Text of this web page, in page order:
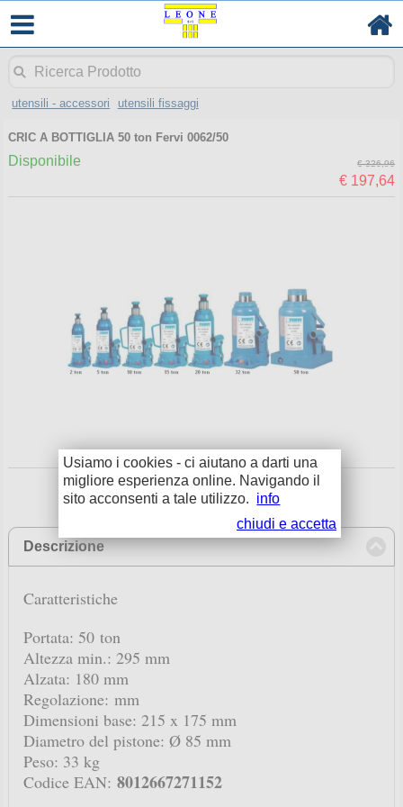
utensili - accessori utensili fissaggi
CRIC A BOTTIGLIA 50 ton Fervi 0062/50
€ 326,96
€ 197,64
Disponibile
Descrizioneclick to collapse contents
Caratteristiche
Portata: 50ton
Altezza min.: 295 mm
Alzata: 180 mm
Regolazione: mm
Dimensioni base: 215 x 175 mm
Diametro del pistone: Ø 85 mm
Peso: 33 kg
Codice EAN: 8012667271152
Usiamo i cookies - ci aiutano a darti una
migliore esperienza online. Navigando il
sito acconsenti a tale utilizzo. info
chiudi e accetta